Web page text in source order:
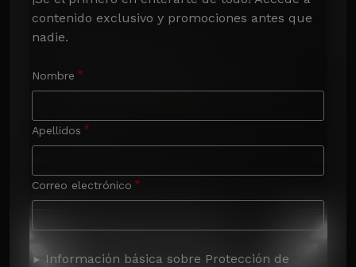
contenido exclusivo y promociones antes que
nadie.
Nombre
Apellidos
Correo electrónico
Información básica sobre Protección de